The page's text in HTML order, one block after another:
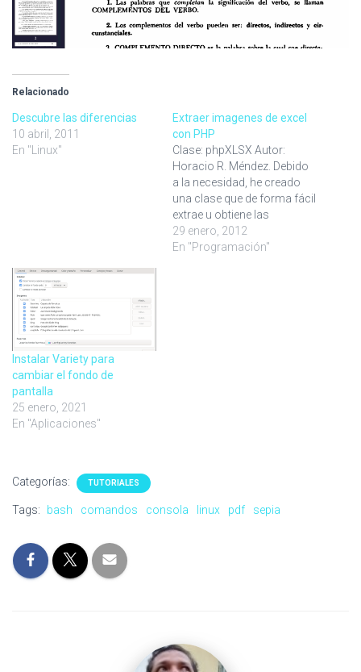
Relacionado
Descubre las diferencias
10 abril, 2011
En "Linux"
Extraer imagenes de excel
con PHP
Clase: phpXLSX Autor:
Horacio R. Méndez. Debido
a la necesidad, he creado
una clase que de forma fácil
extrae u obtiene las
imágenes que contiene un
archivo de Excel 2007.
29 enero, 2012
En "Programación"
Instalar Variety para
cambiar el fondo de
pantalla
25 enero, 2021
En "Aplicaciones"
Categorías: TUTORIALES
Tags: bash comandos consola linux pdf sepia